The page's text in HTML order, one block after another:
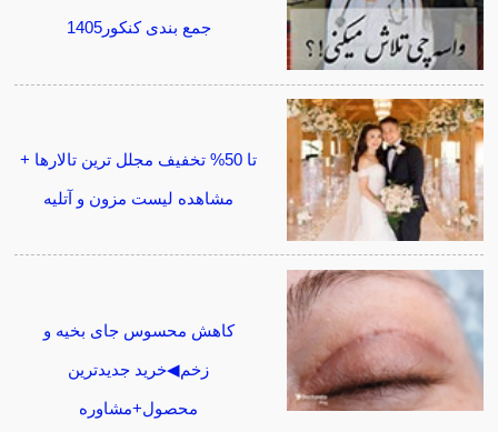
جمع بندی کنکور1405
تا 50% تخفیف مجلل ترین تالارها +
مشاهده لیست مزون و آتلیه
کاهش محسوس جای بخیه و
زخم◀خرید جدیدترین
محصول+مشاوره